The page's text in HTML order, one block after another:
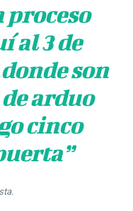
proceso
al 3 de
son
arduo
cinco